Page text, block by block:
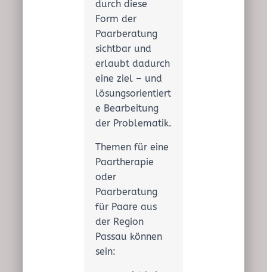
durch diese
Form der
Paarberatung
sichtbar und
erlaubt dadurch
eine ziel – und
lösungsorientiert
e Bearbeitung
der Problematik.
Themen für eine
Paartherapie
oder
Paarberatung
für Paare aus
der Region
Passau können
sein: